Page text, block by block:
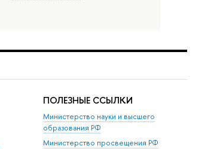
ПОЛЕЗНЫЕ ССЫЛКИ
Министерство науки и высшего
образования РФ
Министерство просвещения РФ